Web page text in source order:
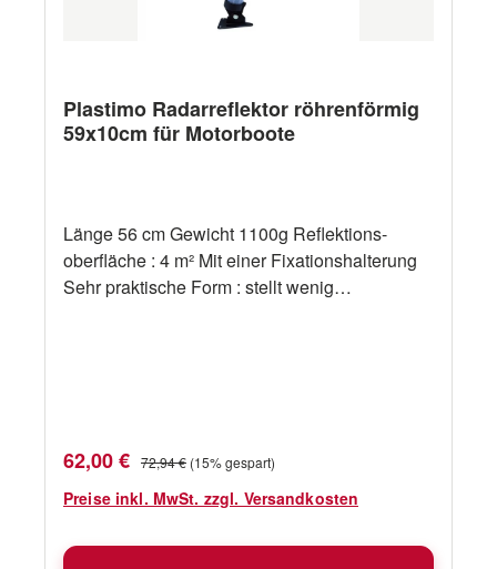
Plastimo Radarreflektor röhrenförmig
59x10cm für Motorboote
Länge 56 cm Gewicht 1100g Reflektions-
oberfläche : 4 m² Mit einer Fixationshalterung
Sehr praktische Form : stellt wenig
Verkaufspreis:
62,00 € Regulärer Preis:
72,94 € (15% gespart)
Preise inkl. MwSt. zzgl. Versandkosten